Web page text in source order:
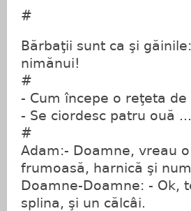
#
Bărbaţii sunt ca şi
nimănui!
#
- Cum începe o reţeta
- Se ciordesc patru ouă ...
#
Adam:- Doamne, vreau
frumoasă, harnică şi
Doamne-Doamne: - Ok,
splina, şi un călcâi.